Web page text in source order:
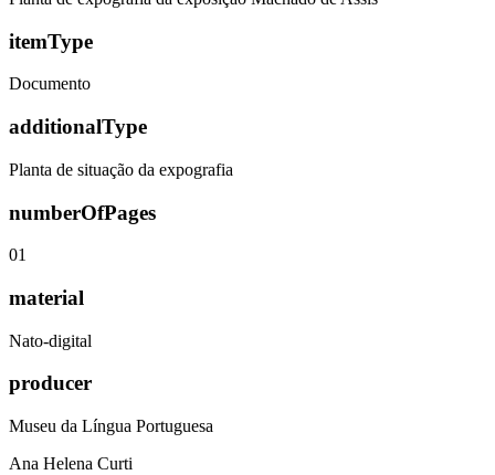
itemType
Documento
additionalType
Planta de situação da expografia
numberOfPages
01
material
Nato-digital
producer
Museu da Língua Portuguesa
Ana Helena Curti